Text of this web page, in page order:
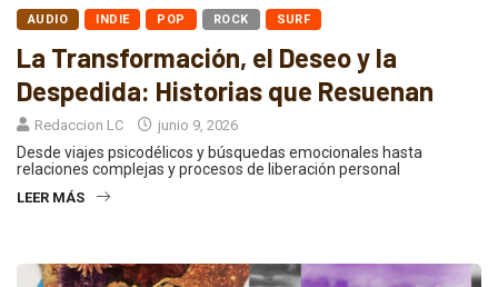
AUDIO INDIE POP ROCK SURF
La Transformación, el Deseo y la
Despedida: Historias que Resuenan
Redaccion LC junio 9, 2026
Desde viajes psicodélicos y búsquedas emocionales hasta
relaciones complejas y procesos de liberación personal
LEER MÁS